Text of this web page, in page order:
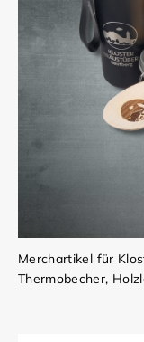
Merchartikel für
Thermobecher,